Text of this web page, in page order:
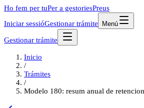
Ho fem per tuPer a gestoriesPreus
Iniciar sessióGestionar trámite Menú
Gestionar trámite
Inicio
/
Trámites
/
Modelo 180: resum anual de